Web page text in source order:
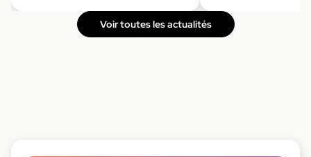
Voir toutes les actualités